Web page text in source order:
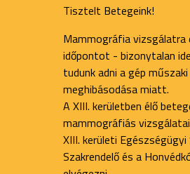
Tisztelt Betegeink!
Mammográfia vizsgálatra
időpontot - bizonytalan
tudunk adni a gép műszaki
meghibásodása miatt.
A XIII. kerületben élő
mammográfiás
XIII. kerületi
Szakrendelő és a